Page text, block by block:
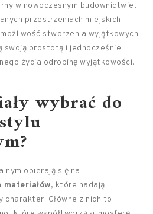
w nowoczesnym budownictwie,
przestrzeniach miejskich.
stworzenia wyjątkowych
swoją prostotą i jednocześnie
życia odrobinę wyjątkowości.
wybrać do
opierają się na
materiałów, które nadają
Główne z nich to